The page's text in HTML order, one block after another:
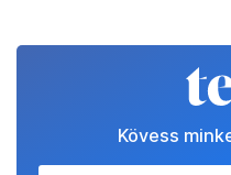
Kövess